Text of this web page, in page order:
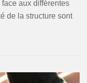
aux différentes
de la structure sont